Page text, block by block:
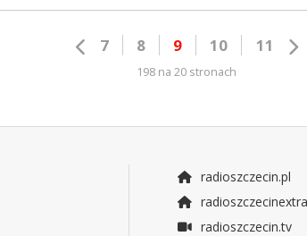
7 8 9 10 11
198 na 20 stronach
radioszczecin.pl
radioszczecin.tv